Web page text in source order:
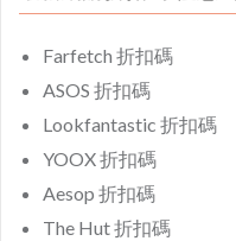
Farfetch 折扣碼
ASOS 折扣碼
Lookfantastic 折扣碼
YOOX 折扣碼
Aesop 折扣碼
The Hut 折扣碼